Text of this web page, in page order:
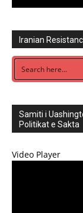
Iranian
Samiti i
Politikat e Sakta
Video Player